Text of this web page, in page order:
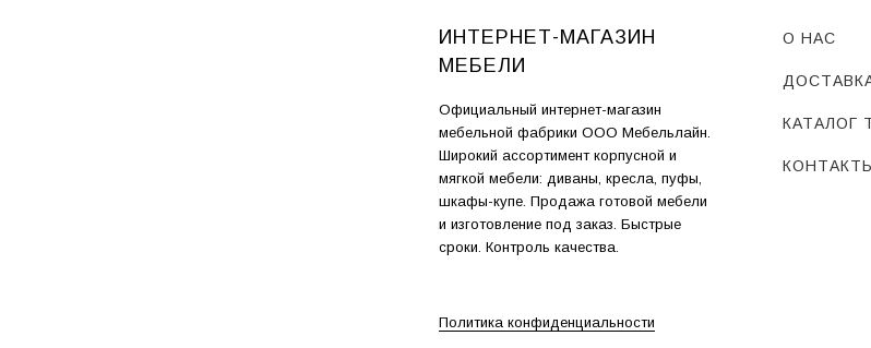
ИНТЕРНЕТ-МАГАЗИН
МЕБЕЛИ
Официальный интернет-магазин
мебельной фабрики ООО Мебельлайн.
Широкий ассортимент корпусной и
мягкой мебели: диваны, кресла, пуфы,
шкафы-купе. Продажа готовой мебели
и изготовление под заказ. Быстрые
сроки. Контроль качества.
Политика конфиденциальности
О НАС
КАТАЛОГ